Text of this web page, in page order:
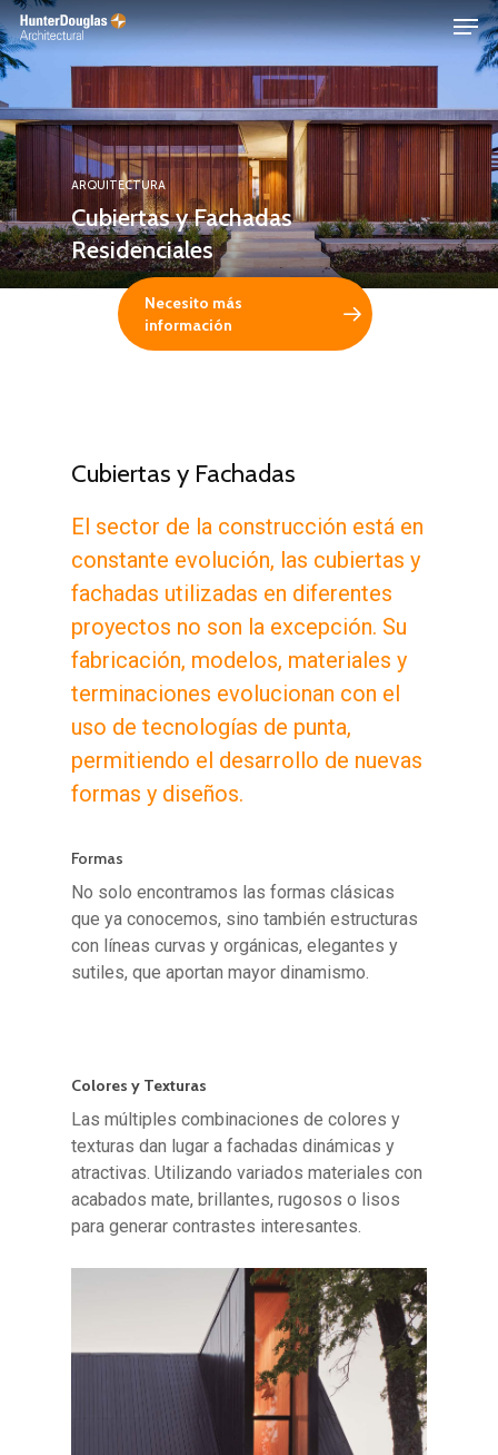
Skip
to
main
content
ARQUITECTURA
Cubiertas y Fachadas
Residenciales
Necesito más
información
Cubiertas y Fachadas
El sector de la construcción está en
constante evolución, las cubiertas y
fachadas utilizadas en diferentes
proyectos no son la excepción. Su
fabricación, modelos, materiales y
terminaciones evolucionan con el
uso de tecnologías de punta,
permitiendo el desarrollo de nuevas
formas y diseños.
Formas
No solo encontramos las formas clásicas
que ya conocemos, sino también estructuras
con líneas curvas y orgánicas, elegantes y
sutiles, que aportan mayor dinamismo.
Colores y Texturas
Las múltiples combinaciones de colores y
texturas dan lugar a fachadas dinámicas y
atractivas. Utilizando variados materiales con
acabados mate, brillantes, rugosos o lisos
para generar contrastes interesantes.
Menu